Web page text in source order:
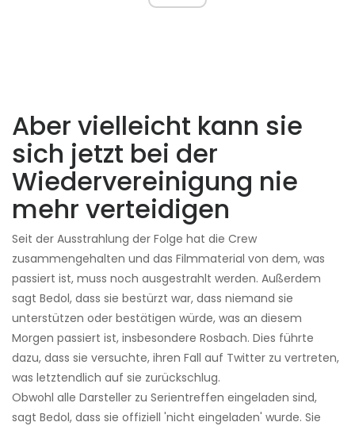
Aber vielleicht kann sie
sich jetzt bei der
Wiedervereinigung nie
mehr verteidigen
Seit der Ausstrahlung der Folge hat die Crew
zusammengehalten und das Filmmaterial von dem, was
passiert ist, muss noch ausgestrahlt werden. Außerdem
sagt Bedol, dass sie bestürzt war, dass niemand sie
unterstützen oder bestätigen würde, was an diesem
Morgen passiert ist, insbesondere Rosbach. Dies führte
dazu, dass sie versuchte, ihren Fall auf Twitter zu vertreten,
was letztendlich auf sie zurückschlug.
Obwohl alle Darsteller zu Serientreffen eingeladen sind,
sagt Bedol, dass sie offiziell 'nicht eingeladen' wurde. Sie